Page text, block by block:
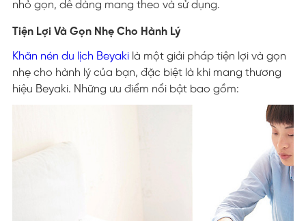
nhỏ gọn, dễ dàng mang theo và sử dụng.
Tiện Lợi Và Gọn Nhẹ Cho Hành Lý
Khăn nén du lịch Beyakilà một giải pháp tiện lợi và gọn
nhẹ cho hành lý của bạn, đặc biệt là khi mang thương
hiệu Beyaki. Những ưu điểm nổi bật bao gồm: